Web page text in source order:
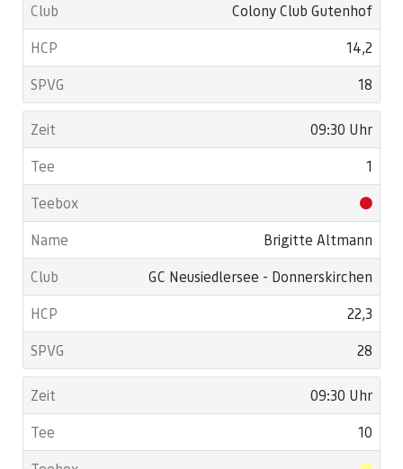
Colony Club Gutenhof
14,2
18
09:30 Uhr
1
Brigitte Altmann
GC Neusiedlersee - Donnerskirchen
22,3
28
09:30 Uhr
10